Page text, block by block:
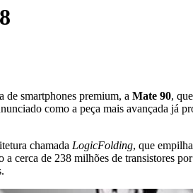
de smartphones premium, a Mate 90,
como a peça mais avançada já
chamada LogicFolding, que
cerca de 238 milhões de transistores